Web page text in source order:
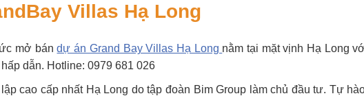
Villas Hạ Long
mở bándự án Grand Bay Villas Hạ Long nằm tại mặt vịnh Hạ Long
dẫn. Hotline: 0979 681 026
cao cấp nhất Hạ Long do tập đoàn Bim Group làm chủ đầu tư. Tự